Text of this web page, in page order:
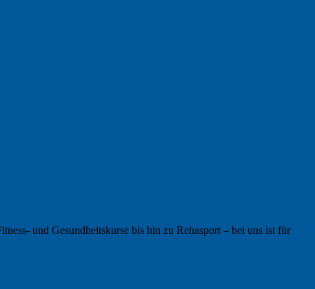
und Gesundheitskurse bis hin zu Rehasport – bei uns ist für